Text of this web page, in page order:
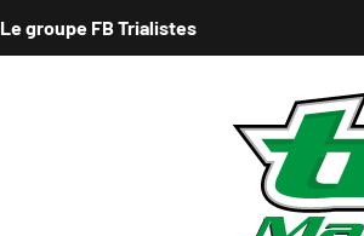
Le groupe FB Trialistes